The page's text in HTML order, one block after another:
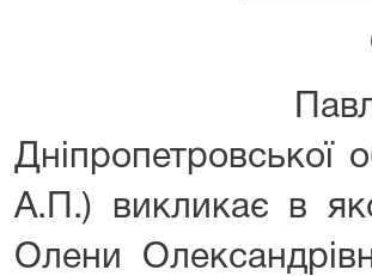
Дніпропетровської
А.П.) викликає в
Олени